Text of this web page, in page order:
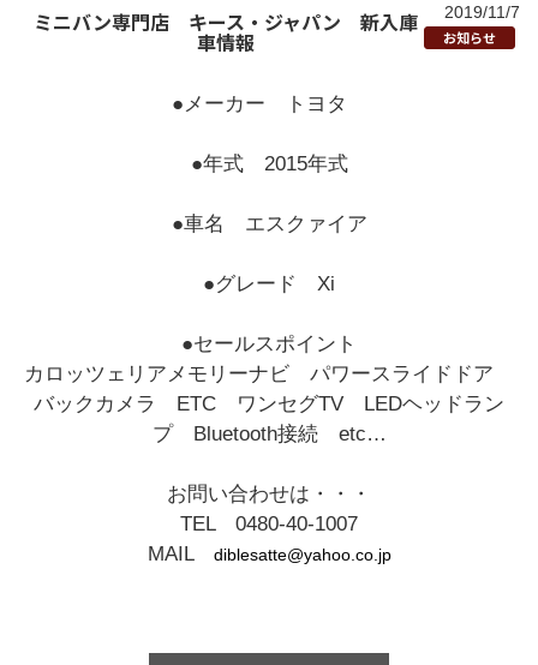
ミニバン専門店 キース・ジャパン 新入庫
車情報
2019/11/7
お知らせ
●メーカー トヨタ
●年式 2015年式
●車名 エスクァイア
●グレード Xi
●セールスポイント
カロッツェリアメモリーナビ パワースライドドア
バックカメラ ETC ワンセグTV LEDヘッドラン
プ Bluetooth接続 etc…
お問い合わせは・・・
TEL 0480-40-1007
MAIL
diblesatte@yahoo.co.jp